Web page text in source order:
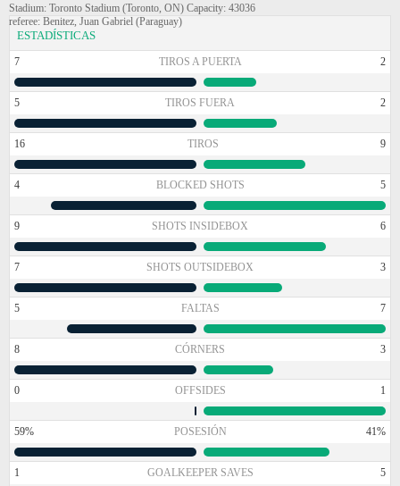
Stadium: Toronto Stadium (Toronto, ON) Capacity: 43036
referee: Benitez, Juan Gabriel (Paraguay)
ESTADÍSTICAS
7 TIROS A PUERTA 2
5 TIROS FUERA 2
16 TIROS 9
4 BLOCKED SHOTS 5
9 SHOTS INSIDEBOX 6
7 SHOTS OUTSIDEBOX 3
5 FALTAS 7
8 CÓRNERS 3
0 OFFSIDES 1
59% POSESIÓN 41%
1 GOALKEEPER SAVES 5